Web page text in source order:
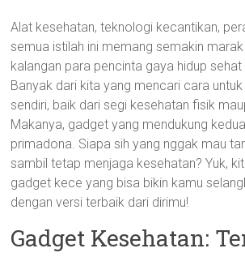
Alat kesehatan, teknologi kecantikan,
semua istilah ini memang semakin
kalangan para pencinta gaya hidup
Banyak dari kita yang mencari cara
sendiri, baik dari segi kesehatan fisik
Makanya, gadget yang mendukung
primadona. Siapa sih yang nggak mau
sambil tetap menjaga kesehatan? Yuk,
gadget kece yang bisa bikin kamu
dengan versi terbaik dari dirimu!
Gadget Kesehatan: